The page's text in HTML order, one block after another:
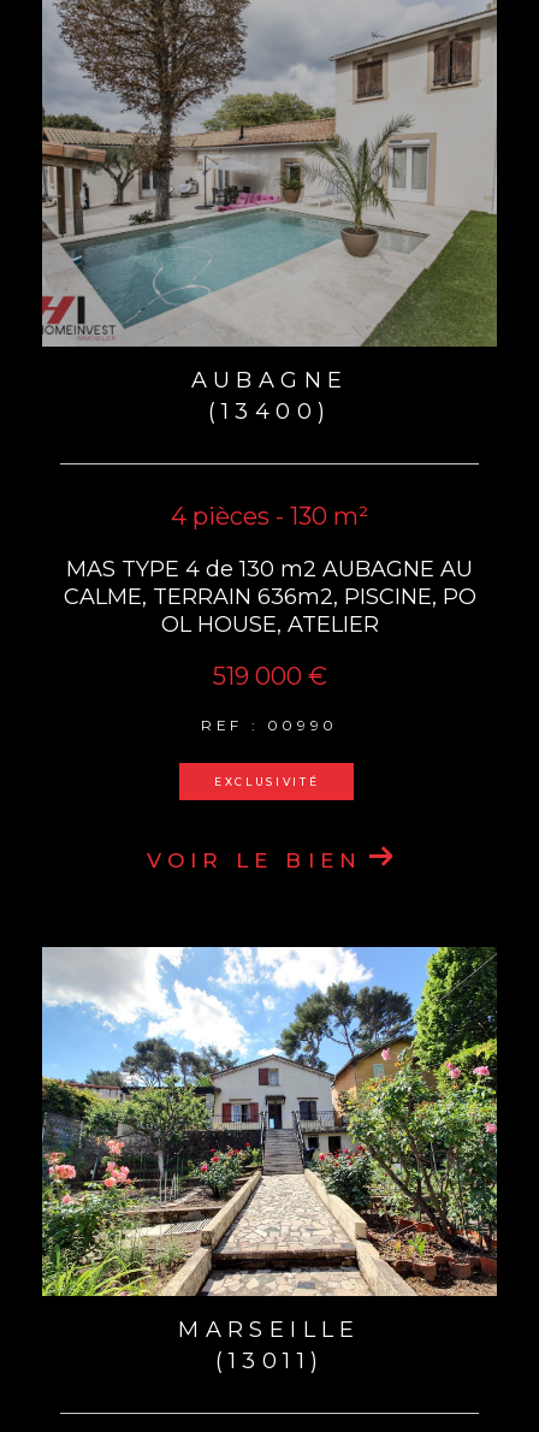
AUBAGNE
(13400)
4 pièces - 130 m²
MAS TYPE 4 de 130 m2 AUBAGNE AU
CALME, TERRAIN 636m2, PISCINE, PO
OL HOUSE, ATELIER
519 000 €
REF : 00990
EXCLUSIVITÉ
VOIR LE BIEN
MARSEILLE
(13011)